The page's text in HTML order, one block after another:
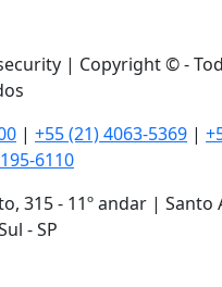
| Copyright © -
| +55 (21) 4063-5369 |
6110
315 - 11º andar | Santo
- SP